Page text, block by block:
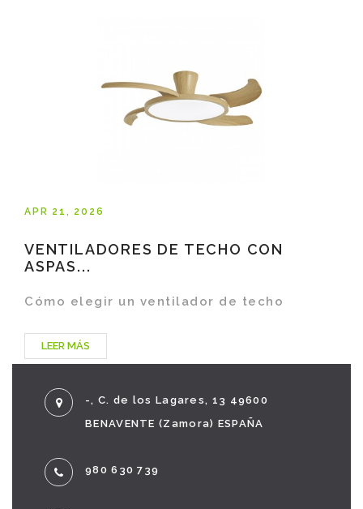
APR 21, 2026
VENTILADORES DE TECHO CON
ASPAS...
Cómo elegir un ventilador de techo
LEER MÁS
-, C. de los Lagares, 13 49600
BENAVENTE (Zamora) ESPAÑA
980 630 739